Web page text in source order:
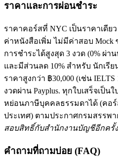
ราคาและการผ่อนชำระ
ราคาคอร์สที่ NYC เป็นราคาเดีย
ค่าหนังสือเพิ่ม ไม่มีค่าสอบ Mock
การชำระได้สูงสุด 3 งวด (0% ผ่า
และมีส่วนลด 10% สำหรับ นักเรี
ราคาสูงกว่า ฿30,000 (เช่น
งวดผ่าน Payplus. ทุกใบเสร็จเป็
หย่อนภาษีบุคคลธรรมดาได้ (คอ
ประเทศ) ตามประกาศกรมสรรพ
สอบสิทธิ์กับสำนักงานบัญชีอีกครั้ง
คำถามที่ถามบ่อย (FAQ)